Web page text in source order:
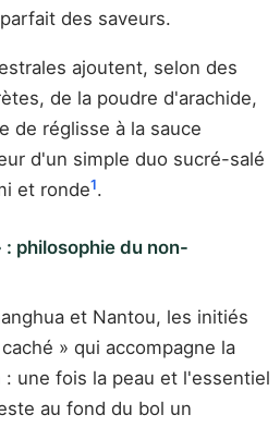
des saveurs.
ajoutent, selon des
de la poudre d'arachide,
de réglisse à la sauce
d'un simple duo sucré-salé
et ronde1.
philosophie du non-
et Nantou, les initiés
» qui accompagne la
une fois la peau et l'essentiel
au fond du bol un